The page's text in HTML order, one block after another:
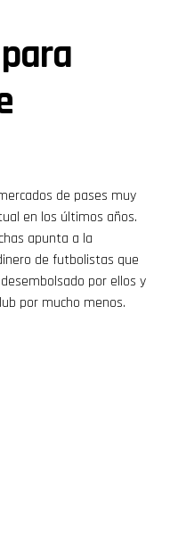
de pases muy
en los últimos años.
apunta a la
de futbolistas que
por ellos y
por mucho menos.